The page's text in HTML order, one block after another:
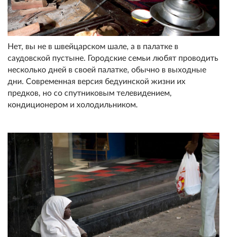
Нет, вы не в швейцарском шале, а в палатке в
саудовской пустыне. Городские семьи любят проводить
несколько дней в своей палатке, обычно в выходные
дни. Современная версия бедуинской жизни их
предков, но со спутниковым телевидением,
кондиционером и холодильником.